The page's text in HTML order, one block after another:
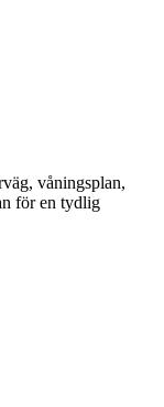
våningsplan,
för en tydlig